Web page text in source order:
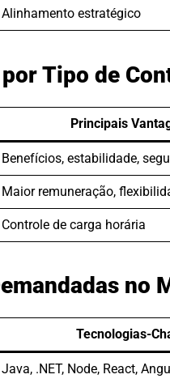
Alinhamento estratégico
Tipo de
Principais
Benefícios, estabilidade,
Maior remuneração,
Controle de carga horária
no
Tecnologias-
Java, .NET, Node, React,